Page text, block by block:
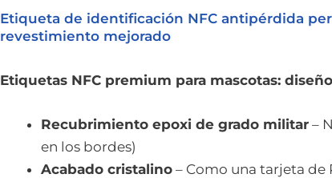
Etiqueta de identificación NFC antipérdida
revestimiento mejorado
Etiquetas NFC premium para mascotas:
Recubrimiento epoxi de grado militar –
en los bordes)
Acabado cristalino – Como una tarjeta de